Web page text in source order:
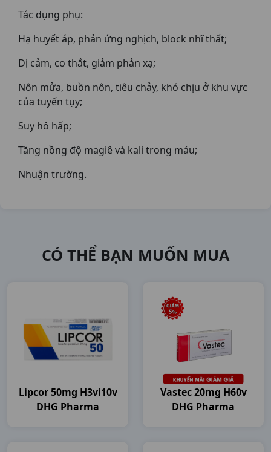
Tác dụng phụ:
Hạ huyết áp, phản ứng nghịch, block nhĩ thất;
Dị cảm, co thắt, giảm phản xạ;
Nôn mửa, buồn nôn, tiêu chảy, khó chịu ở khu vực
của tuyến tụy;
Suy hô hấp;
Tăng nồng độ magiê và kali trong máu;
Nhuận trường.
CÓ THỂ BẠN MUỐN MUA
Lipcor 50mg H3vi10v
DHG Pharma
Vastec 20mg H60v
DHG Pharma